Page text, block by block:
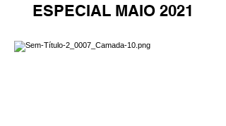
ESPECIAL MAIO 2021